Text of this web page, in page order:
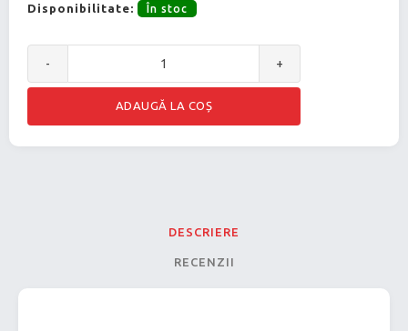
Disponibilitate: În stoc
- +
DESCRIERE
RECENZII